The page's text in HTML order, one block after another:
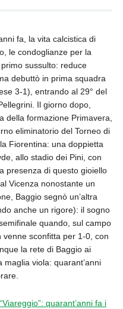
fa, la vita calcistica di
le condoglianze per la
sussulto: reduce
debuttò in prima squadra
3-1), entrando al 29° del
Il giorno dopo,
della formazione Primavera,
eliminatorio del Torneo di
Fiorentina: una doppietta
allo stadio dei Pini, con
presenza di questo gioiello
Vicenza nonostante un
Baggio segnò un’altra
anche un rigore): il sogno
quando, sul campo
sconfitta per 1-0, con
la rete di Baggio ai
maglia viola: quarant’anni
quarant’anni fa i